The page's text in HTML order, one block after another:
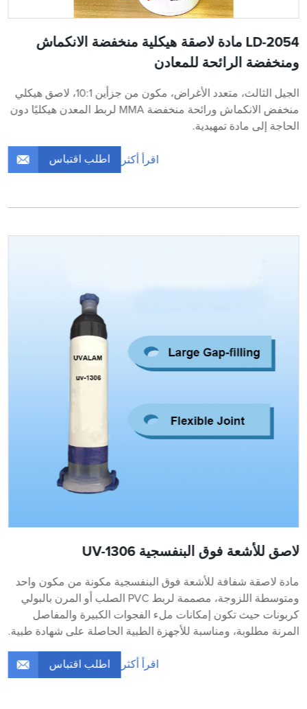
LD-2054 مادة لاصقة هيكلية منخفضة الانكماش
ومنخفضة الرائحة للمعادن
الجيل الثالث، متعدد الأغراض، مكون من جزأين 10:1، لاصق هيكلي
منخفض الانكماش ورائحة منخفضة MMA لربط المعدن هيكليًا دون
الحاجة إلى مادة تمهيدية.
اقرأ أكثر اطلب اقتباس
لاصق للأشعة فوق البنفسجية UV-1306
مادة لاصقة شفافة للأشعة فوق البنفسجية مكونة من مكون واحد
ومتوسطة اللزوجة، مصممة لربط PVC الصلب أو المرن بالبولي
كربونات حيث تكون إمكانات ملء الفجوات الكبيرة والمفاصل
المرنة مطلوبة، ومناسبة للأجهزة الطبية الحاصلة على شهادة طبية.
اقرأ أكثر اطلب اقتباس